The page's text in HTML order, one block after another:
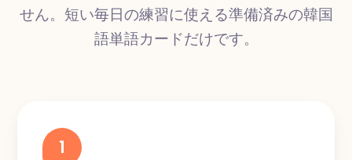
せん。短い毎日の練習に使える準備済みの韓国
語単語カードだけです。
1